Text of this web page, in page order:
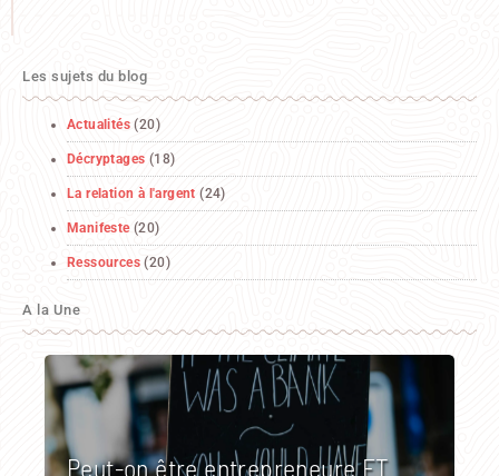
Les sujets du blog
Actualités (20)
Décryptages (18)
La relation à l'argent (24)
Manifeste(20)
Ressources (20)
A la Une
Peut-on être entrepreneure ET